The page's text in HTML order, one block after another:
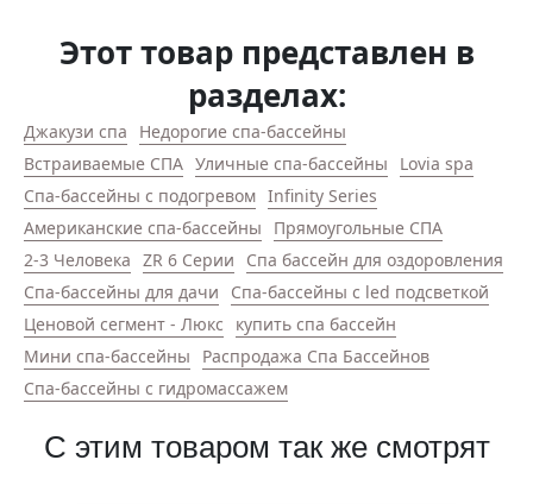
Этот товар представлен в
разделах:
Джакузи спа
Недорогие спа-бассейны
Встраиваемые СПА Уличные спа-бассейны
Lovia spa
Спа-бассейны с подогревом Infinity Series
Американские спа-бассейны
Прямоугольные СПА
2-3 Человека ZR 6 Серии
Спа бассейн для оздоровления
Спа-бассейны для дачи
Спа-бассейны с led подсветкой
Ценовой сегмент - Люкс
купить спа бассейн
Мини спа-бассейны
Распродажа Спа Бассейнов
Спа-бассейны с гидромассажем
С этим товаром так же смотрят